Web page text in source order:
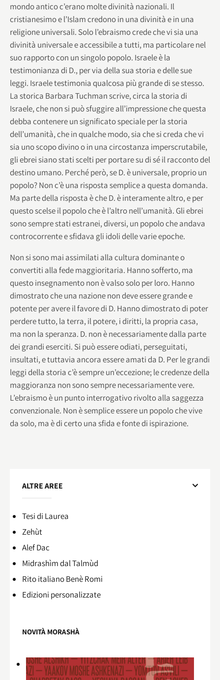
mondo antico c’erano molte divinità nazionali. Il
cristianesimo e l’Islam credono in una divinità e in una
religione universali. Solo l’ebraismo crede che vi sia una
divinità universale e accessibile a tutti, ma particolare nel
suo rapporto con un singolo popolo. Israele è la
testimonianza di D., per via della sua storia e delle sue
leggi. Israele testimonia qualcosa più grande di se stesso.
La storica Barbara Tuchman scrive, circa la storia di
Israele, che non si può sfuggire all’impressione che questa
debba contenere un significato speciale per la storia
dell’umanità, che in qualche modo, sia che si creda che vi
sia uno scopo divino o in una circostanza imperscrutabile,
gli ebrei siano stati scelti per portare su di sé il racconto del
destino umano. Perché però, se D. è universale, proprio un
popolo? Non c’è una risposta semplice a questa domanda.
Ma parte della risposta è che D. è interamente altro, e per
questo scelse il popolo che è l’altro nell’umanità. Gli ebrei
sono sempre stati estranei, diversi, un popolo che andava
controcorrente e sfidava gli idoli delle varie epoche.
Non si sono mai assimilati alla cultura dominante o
convertiti alla fede maggioritaria. Hanno sofferto, ma
questo insegnamento non è valso solo per loro. Hanno
dimostrato che una nazione non deve essere grande e
potente per avere il favore di D. Hanno dimostrato di poter
perdere tutto, la terra, il potere, i diritti, la propria casa,
ma non la speranza. D. non è necessariamente dalla parte
dei grandi eserciti. Si può essere odiati, perseguitati,
insultati, e tuttavia ancora essere amati da D. Per le grandi
leggi della storia c’è sempre un’eccezione; le credenze della
maggioranza non sono sempre necessariamente vere.
L’ebraismo è un punto interrogativo rivolto alla saggezza
convenzionale. Non è semplice essere un popolo che vive
da solo, ma è di certo una sfida e fonte di ispirazione.
ALTRE AREE
Tesi di Laurea
Zehùt
Alef Dac
Midrashìm dal Talmùd
Rito italiano Benè Romi​
Edizioni personalizzate
NOVITÀ MORASHÀ